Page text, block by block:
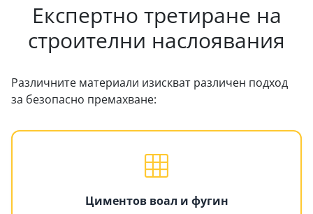
Експертно третиране на
строителни наслоявания
Различните материали изискват различен подход
за безопасно премахване:
Циментов воал и фугин